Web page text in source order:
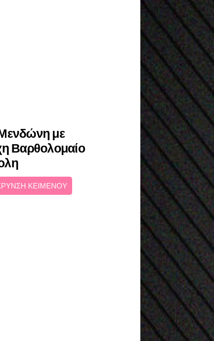
με
Βαρθολομαίο
ΚΕΙΜΕΝΟΥ